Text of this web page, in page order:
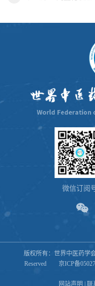
微信订阅
版权所有：世界中医药学
Reserved 京ICP备
网站声明 联